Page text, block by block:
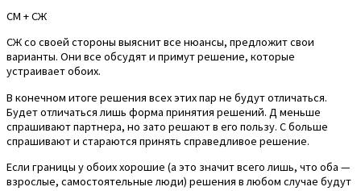
СМ + СЖ
СЖ со своей стороны выяснит все нюансы, предложит свои
варианты. Они все обсудят и примут решение, которые
устраивает обоих.
В конечном итоге решения всех этих пар не будут отличаться.
Будет отличаться лишь форма принятия решений. Д меньше
спрашивают партнера, но зато решают в его пользу. С больше
спрашивают и стараются принять справедливое решение.
Если границы у обоих хорошие (а это значит всего лишь, что оба —
взрослые, самостоятельные люди) решения в любом случае будут